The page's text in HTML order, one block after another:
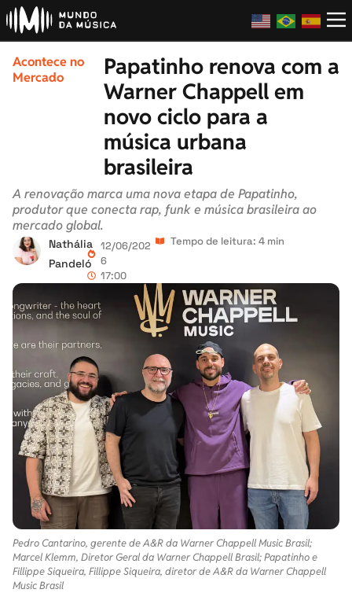
Acontece no
Mercado
Papatinho renova com a
Warner Chappell em
novo ciclo para a
música urbana
brasileira
A renovação marca uma nova etapa de Papatinho,
produtor que conecta rap, funk e música brasileira ao
mercado global.
Nathália
Pandeló
12/06/202
6
17:00
Tempo de leitura: 4 min
Pedro Cantarino, gerente de A&R da Warner Chappell Music Brasil;
Marcel Klemm, Diretor Geral da Warner Chappell Brasil; Papatinho e
Fillippe Siqueira, Fillippe Siqueira, diretor de A&R da Warner Chappell
Music Brasil